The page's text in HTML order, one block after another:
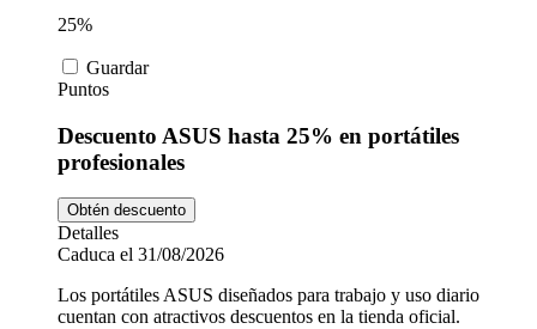
25%
Guardar
Puntos
Descuento ASUS hasta 25% en portátiles
profesionales
Obtén descuento
Detalles
Caduca el 31/08/2026
Los portátiles ASUS diseñados para trabajo y uso diario
cuentan con atractivos descuentos en la tienda oficial.